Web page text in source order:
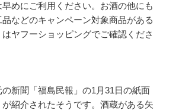
めにご利用ください。お酒の他にも
などのキャンペーン対象商品がある
ヤフーショッピングでご確認くださ
新聞「福島民報」の1月31日の紙面
紹介されたそうです。酒蔵がある矢